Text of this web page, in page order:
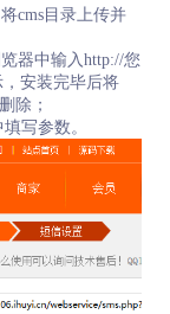
cms目录上传并
器中输入http://您
，安装完毕后将
除；
写参数。